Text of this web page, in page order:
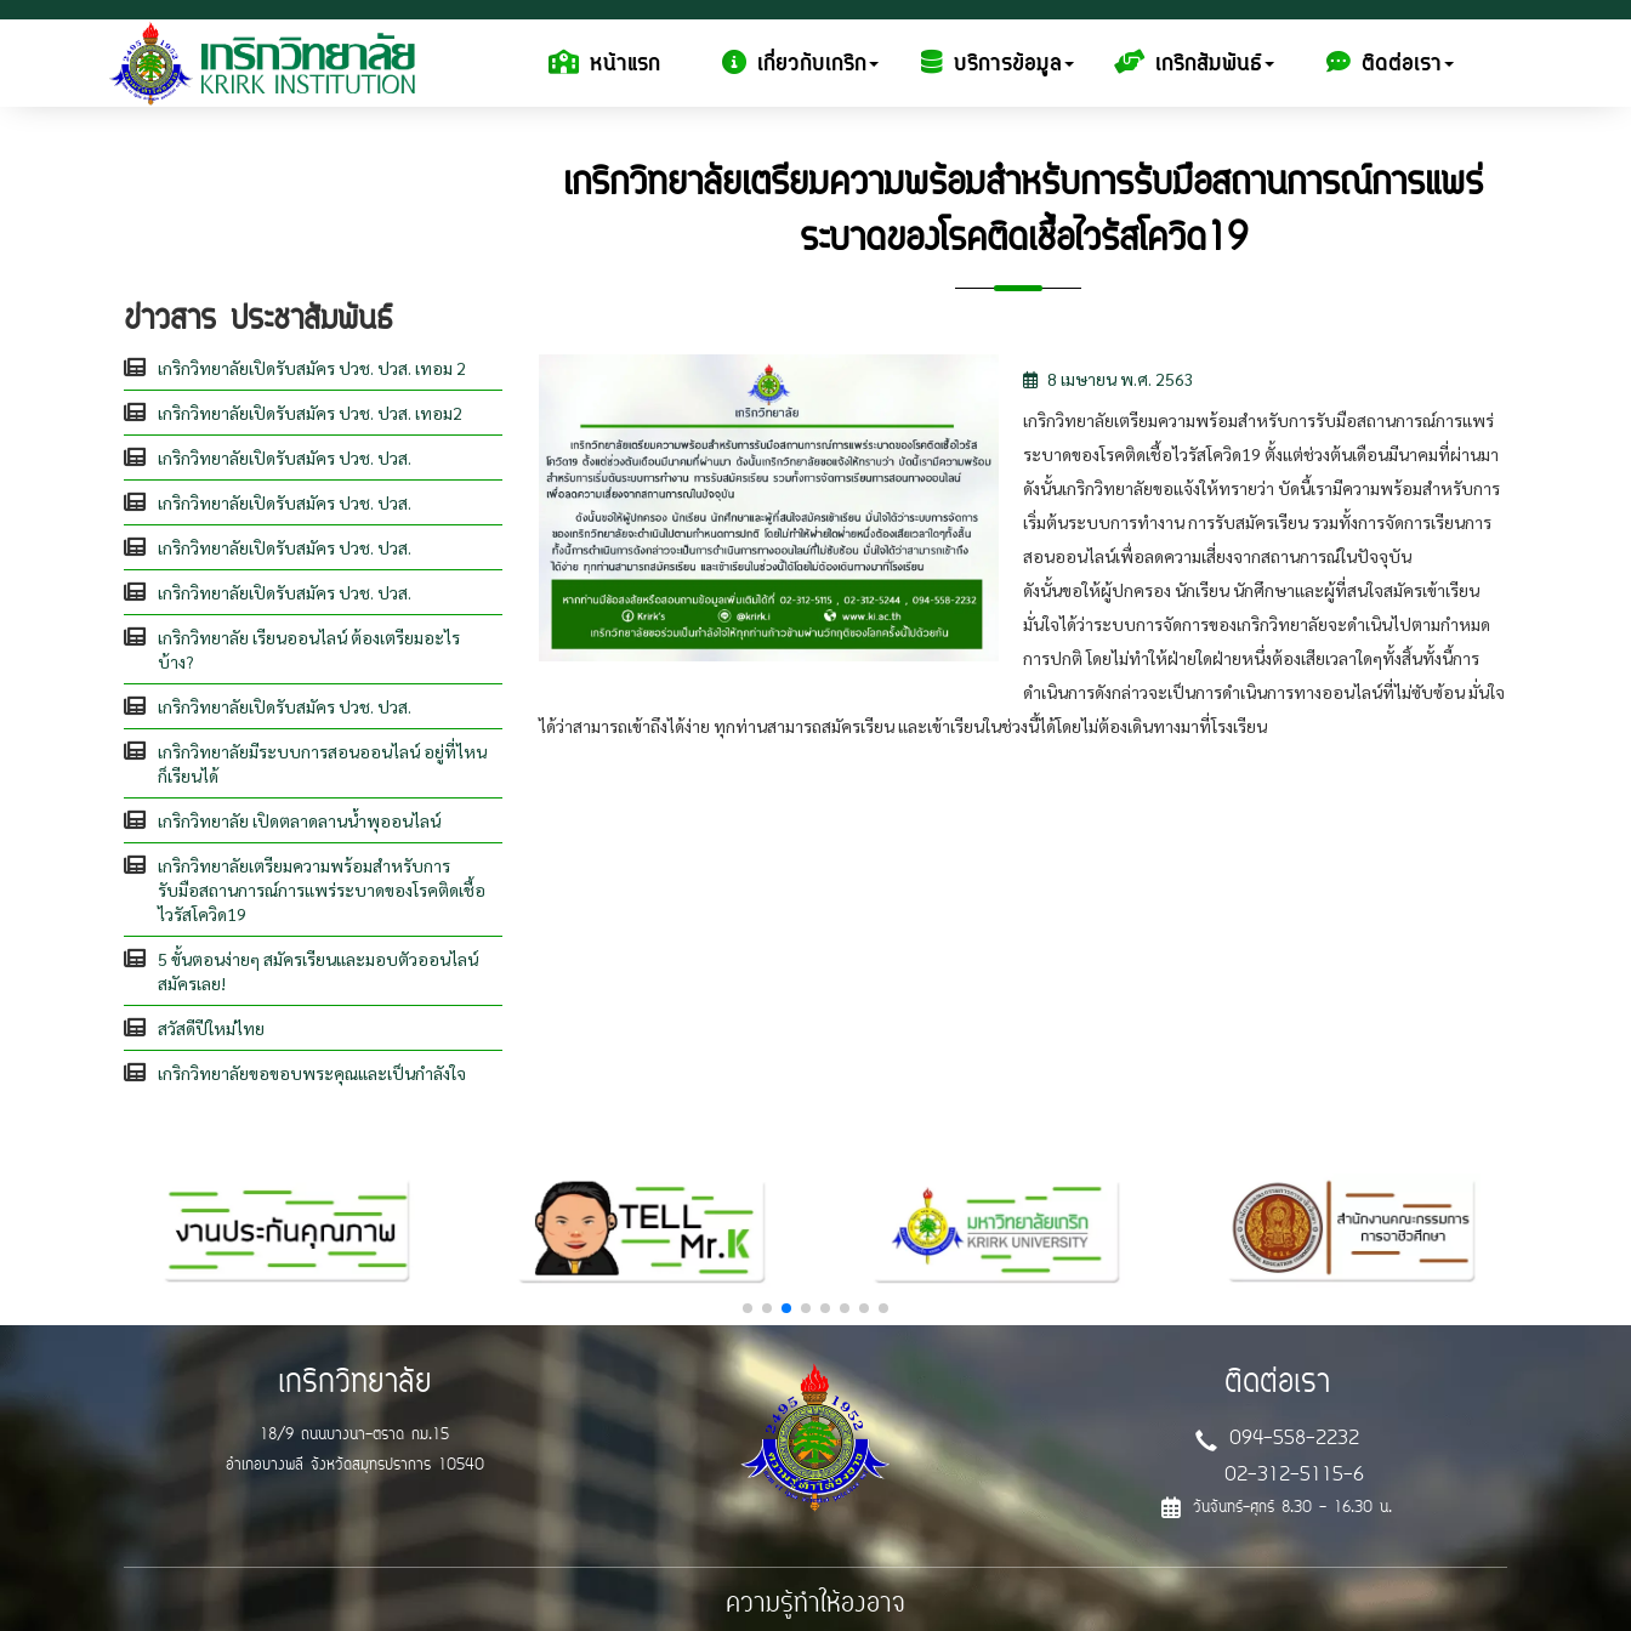
หน้าแรก เกี่ยวกับเกริก บริการข้อมูล เกริกสัมพันธ์ ติดต่อเรา
ข่าวสาร ประชาสัมพันธ์
เกริกวิทยาลัยเปิดรับสมัคร ปวช. ปวส. เทอม 2
เกริกวิทยาลัยเปิดรับสมัคร ปวช. ปวส. เทอม2
เกริกวิทยาลัยเปิดรับสมัคร ปวช. ปวส.
เกริกวิทยาลัยเปิดรับสมัคร ปวช. ปวส.
เกริกวิทยาลัยเปิดรับสมัคร ปวช. ปวส.
เกริกวิทยาลัยเปิดรับสมัคร ปวช. ปวส.
เกริกวิทยาลัย เรียนออนไลน์ ต้องเตรียมอะไร
บ้าง?
เกริกวิทยาลัยเปิดรับสมัคร ปวช. ปวส.
เกริกวิทยาลัยมีระบบการสอนออนไลน์ อยู่ที่ไหน
ก็เรียนได้
เกริกวิทยาลัย เปิดตลาดลานน้ำพุออนไลน์
เกริกวิทยาลัยเตรียมความพร้อมสำหรับการ
รับมือสถานการณ์การแพร่ระบาดของโรคติดเชื้อ
ไวรัสโควิด19
5 ขั้นตอนง่ายๆ สมัครเรียนและมอบตัวออนไลน์
สมัครเลย!
สวัสดีปีใหม่ไทย
เกริกวิทยาลัยขอขอบพระคุณและเป็นกำลังใจ
เกริกวิทยาลัยเตรียมความพร้อมสำหรับการรับมือสถานการณ์การแพร่
ระบาดของโรคติดเชื้อไวรัสโควิด19
8 เมษายน พ.ศ. 2563
เกริกวิทยาลัยเตรียมความพร้อมสำหรับการรับมือสถานการณ์การแพร่
ระบาดของโรคติดเชื้อไวรัสโควิด19 ตั้งแต่ช่วงต้นเดือนมีนาคมที่ผ่านมา
ดังนั้นเกริกวิทยาลัยขอแจ้งให้ทรายว่า บัดนี้เรามีความพร้อมสำหรับการ
เริ่มต้นระบบการทำงาน การรับสมัครเรียน รวมทั้งการจัดการเรียนการ
สอนออนไลน์เพื่อลดความเสี่ยงจากสถานการณ์ในปัจจุบัน
ดังนั้นขอให้ผู้ปกครอง นักเรียน นักศึกษาและผู้ที่สนใจสมัครเข้าเรียน
มั่นใจได้ว่าระบบการจัดการของเกริกวิทยาลัยจะดำเนินไปตามกำหมด
การปกติ โดยไม่ทำให้ฝ่ายใดฝ่ายหนึ่งต้องเสียเวลาใดๆทั้งสิ้นทั้งนี้การ
ดำเนินการดังกล่าวจะเป็นการดำเนินการทางออนไลน์ที่ไม่ซับซ้อน มั่นใจ
ได้ว่าสามารถเข้าถึงได้ง่าย ทุกท่านสามารถสมัครเรียน และเข้าเรียนในช่วงนี้ได้โดยไม่ต้องเดินทางมาที่โรงเรียน
เกริกวิทยาลัย
18/9 ถนนบางนา-ตราด กม.15
อำเภอบางพลี จังหวัดสมุทรปราการ 10540
ติดต่อเรา
094-558-2232
02-312-5115-6
วันจันทร์-ศุกร์ 8.30 - 16.30 น.
ความรู้ทำให้องอาจ